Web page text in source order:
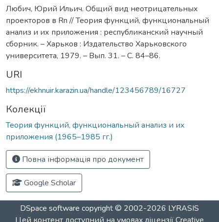
Любич, Юрий Ильич. Общий вид неотрицательных
проекторов в Rn // Теория функций, функциональный
анализ и их приложения : республиканский научный
сборник. – Харьков : Издательство Харьковского
университета, 1979. – Вып. 31. – С. 84–86.
URI
https://ekhnuir.karazin.ua/handle/123456789/16727
Колекції
Теория функций, функциональный анализ и их
приложения (1965–1985 гг.)
Повна інформація про документ
Google Scholar
DSpace software copyright © 2002-2026 LYRASIS